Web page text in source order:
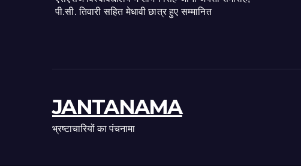
पी.सी. तिवारी सहित मेधावी छात्र हुए सम्मानित
JANTANAMA
भ्रष्टाचारियों का पंचनामा